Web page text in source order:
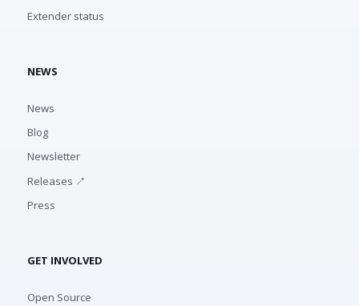
Extender status
NEWS
News
Blog
Newsletter
Releases ↗
Press
GET INVOLVED
Open Source